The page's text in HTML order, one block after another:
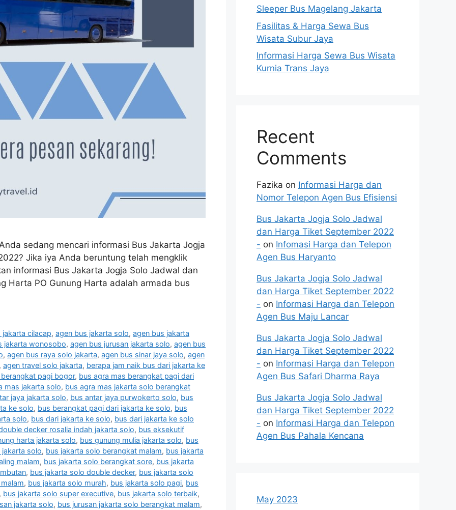
sedang mencari informasi Bus Jakarta Jogja
Jika iya Anda beruntung telah mengklik
informasi Bus Jakarta Jogja Solo Jadwal dan
Harta PO Gunung Harta adalah armada bus
jakarta cilacap,agen bus jakarta solo,agen bus jakarta
jakarta wonosobo, agen bus jurusan jakarta solo, agen bus
, agen bus raya solo jakarta, agen bus sinar jaya solo, agen
, agen travel solo jakarta, berapa jam naik bus dari jakarta ke
pagi bogor, bus agra mas berangkat pagi dari
mas jakarta solo, bus agra mas jakarta solo berangkat
jaya jakarta solo, bus antar jaya purwokerto solo, bus
ke solo, bus berangkat pagi dari jakarta ke solo, bus
solo, bus dari jakarta ke solo, bus dari jakarta ke solo
decker rosalia indah jakarta solo, bus eksekutif
harta jakarta solo, bus gunung mulia jakarta solo, bus
jakarta solo, bus jakarta solo berangkat malam, bus jakarta
malam, bus jakarta solo berangkat sore, bus jakarta
, bus jakarta solo double decker, bus jakarta solo
, bus jakarta solo murah, bus jakarta solo pagi, bus
bus jakarta solo super executive, bus jakarta solo terbaik,
jakarta solo, bus jurusan jakarta solo berangkat malam,
Sleeper Bus Magelang Jakarta
Fasilitas & Harga Sewa Bus
Wisata Subur Jaya
Informasi Harga Sewa Bus Wisata
Kurnia Trans Jaya
Recent
Comments
Fazika on Informasi Harga dan
Nomor Telepon Agen Bus Efisiensi
Bus Jakarta Jogja Solo Jadwal
dan Harga Tiket September 2022
- on Infomasi Harga dan Telepon
Agen Bus Haryanto
Bus Jakarta Jogja Solo Jadwal
dan Harga Tiket September 2022
- on Informasi Harga dan Telepon
Agen Bus Maju Lancar
Bus Jakarta Jogja Solo Jadwal
dan Harga Tiket September 2022
- on Informasi Harga dan Telepon
Agen Bus Safari Dharma Raya
Bus Jakarta Jogja Solo Jadwal
dan Harga Tiket September 2022
- on Informasi Harga dan Telepon
Agen Bus Pahala Kencana
May 2023